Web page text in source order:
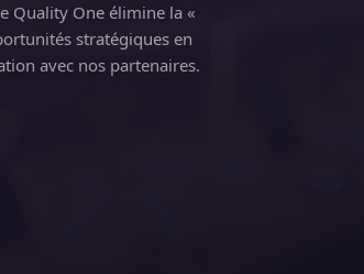
Quality One élimine la «
stratégiques en
avec nos partenaires.